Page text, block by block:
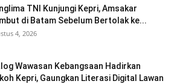
TNI Kunjungi Kepri, Amsakar
di Batam Sebelum Bertolak ke...
4, 2026
Wawasan Kebangsaan Hadirkan
Kepri, Gaungkan Literasi Digital Lawan